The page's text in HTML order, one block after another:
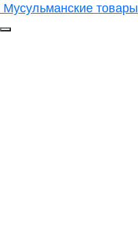
Мусульманские товары